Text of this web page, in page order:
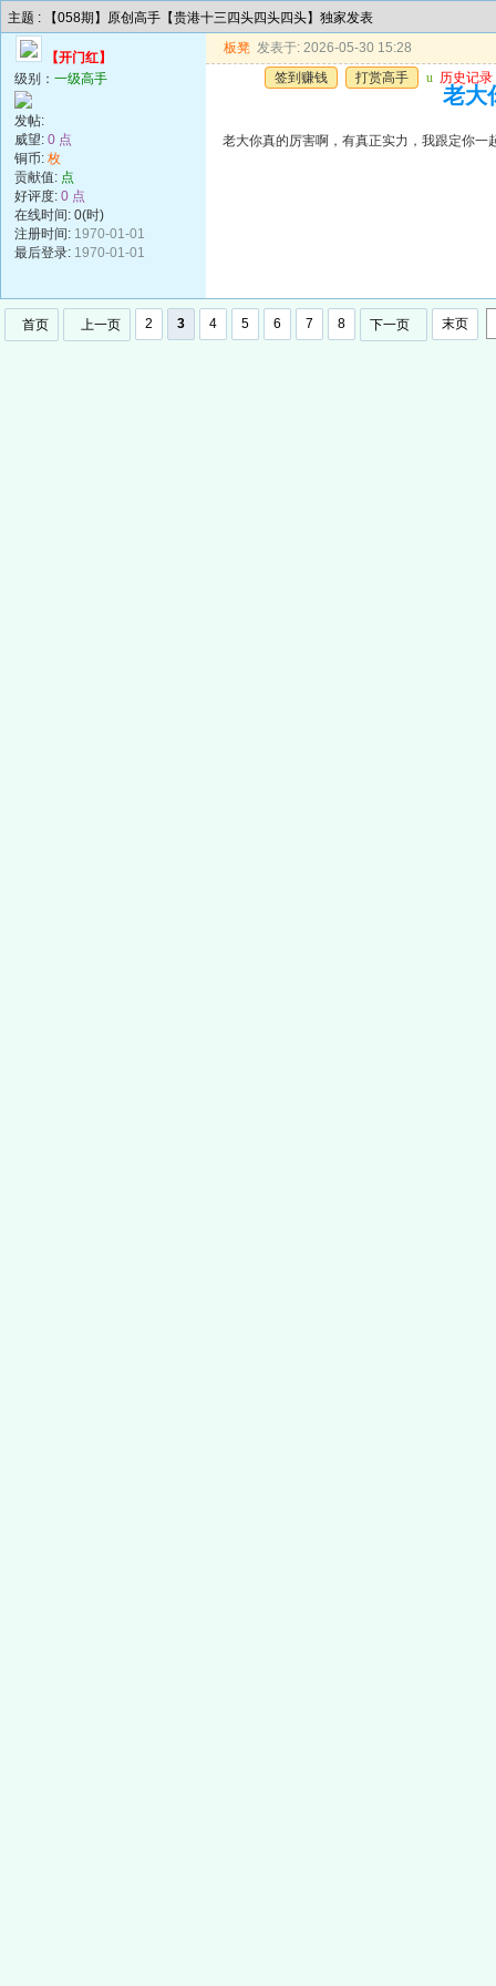
主题 : 【058期】原创高手【贵港十三四头四头四头】独家发表
【开门红】
级别： 一级高手
发帖:
威望: 0 点
铜币: 枚
贡献值: 点
好评度: 0 点
在线时间: 0(时)
注册时间: 1970-01-01
最后登录: 1970-01-01
板凳 发表于: 2026-05-30 15:28
签到赚钱
打赏高手 u 历史记录
老大
老大你真的厉害啊，有真正实力，我跟定你一
首页 上一页 2 3 4 5 6 7 8 下一页 末页